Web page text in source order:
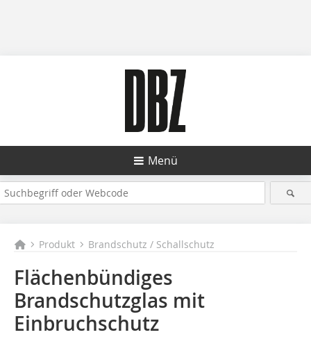
Menü
Produkt Brandschutz / Schallschutz
Flächenbündiges
Brandschutzglas mit
Einbruchschutz